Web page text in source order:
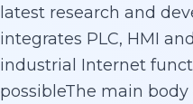
latest research and
integrates PLC, HMI
industrial Internet
possibleThe main